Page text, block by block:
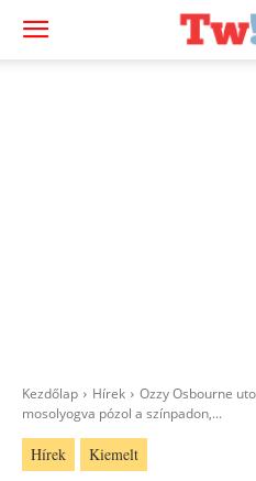
Kezdőlap Hírek
Ozzy Osbourne
mosolyogva pózol a színpadon,...
Hírek Kiemelt